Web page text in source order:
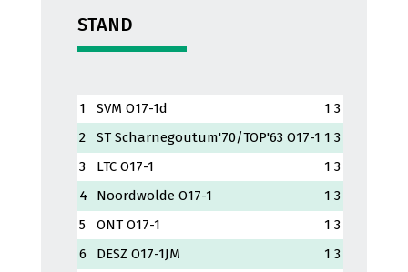
STAND
1 SVM O17-1d 1 3
2
ST Scharnegoutum'70/TOP'63 O17-1 1 3
3
LTC O17-1 1 3
4
Noordwolde O17-1 1 3
5
ONT O17-1 1 3
6
DESZ O17-1JM 1 3